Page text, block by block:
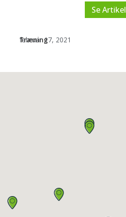
Se Artikel
Træning
februar 17, 2021